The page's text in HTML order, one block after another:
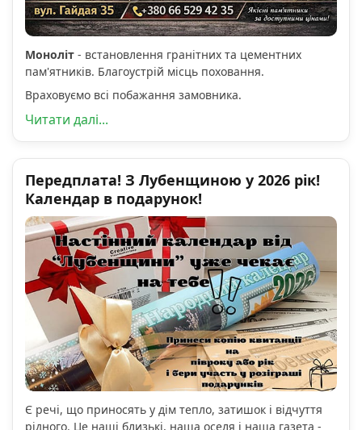
Моноліт - встановлення гранітних та цементних
пам'ятників. Благоустрій місць поховання.
Враховуємо всі побажання замовника.
Читати далі...
Передплата! З Лубенщиною у 2026 рік!
Календар в подарунок!
Є речі, що приносять у дім тепло, затишок і відчуття
рідного. Це наші близькі, наша оселя і наша газета -